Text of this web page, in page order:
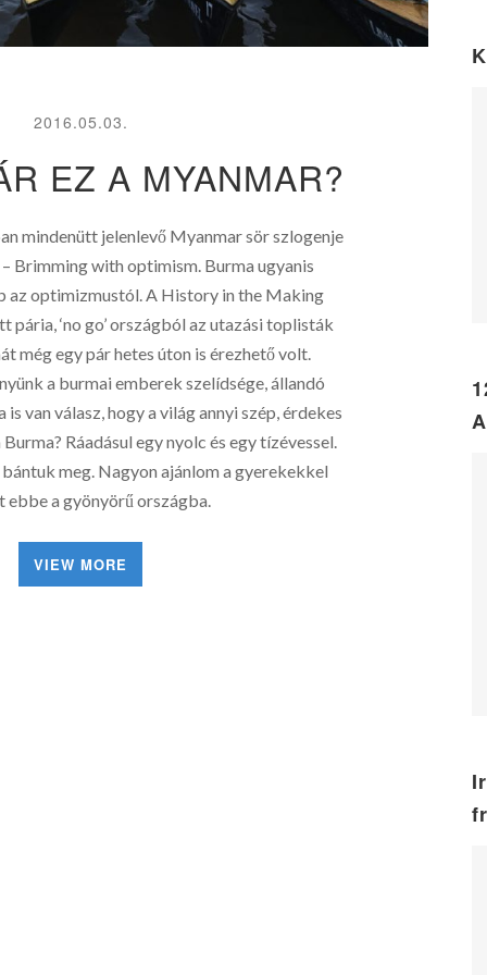
2016.05.03.
EZ A MYANMAR?
mindenütt jelenlevő Myanmar sör szlogenje
Brimming with optimism. Burma ugyanis
az optimizmustól. A History in the Making
pária, ‘no go’ országból az utazási toplisták
még egy pár hetes úton is érezhető volt.
a burmai emberek szelídsége, állandó
van válasz, hogy a világ annyi szép, érdekes
Ráadásul egy nyolc és egy tízévessel.
meg. Nagyon ajánlom a gyerekekkel
ebbe a gyönyörű országba.
VIEW MORE